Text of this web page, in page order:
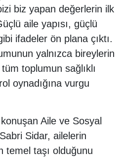
biz yapan değerlerin ilk
aile yapısı, güçlü
ifadeler ön plana çıktı.
yalnızca bireylerin
toplumun sağlıklı
oynadığına vurgu
Aile ve Sosyal
Sidar, ailelerin
temel taşı olduğunu